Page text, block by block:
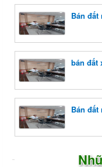
Bán đất
bán đất
Bán đất